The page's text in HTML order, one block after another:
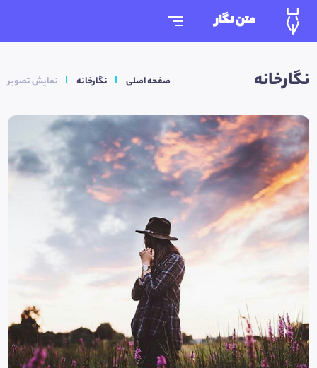
متن نگار
نگارخانه صفحه اصلی نگارخانه نمایش تصویر